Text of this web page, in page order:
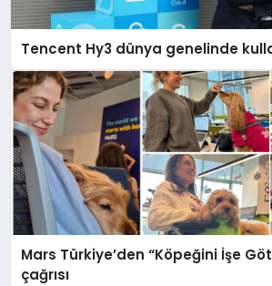
Tencent Hy3 dünya genelinde
Mars Türkiye’den “Köpeğini İşe
çağrısı